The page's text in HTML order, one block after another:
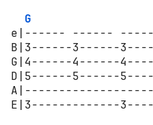
G
e|------ ------
B|3------3------
G|4------4------
D|5------5------
E|3-------------